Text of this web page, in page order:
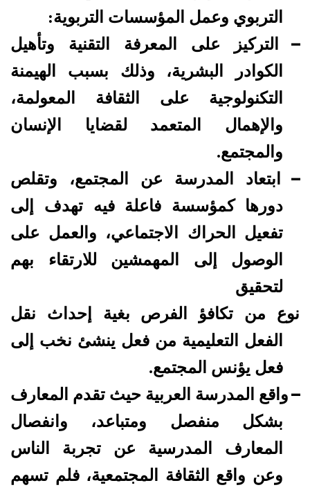
التربوي وعمل المؤسسات التربوية:
–
التركيز على المعرفة التقنية وتأهيل
الكوادر البشرية، وذلك بسبب الهيمنة
التكنولوجية على الثقافة المعولمة،
والإهمال المتعمد لقضايا الإنسان
والمجتمع.
–
ابتعاد المدرسة عن المجتمع، وتقلص
دورها كمؤسسة فاعلة فيه تهدف إلى
تفعيل الحراك الاجتماعي، والعمل على
الوصول إلى المهمشين للارتقاء بهم
لتحقيق
نوع من تكافؤ الفرص بغية إحداث نقل
الفعل التعليمية من فعل ينشئ نخب إلى
فعل يؤنس المجتمع.
–واقع المدرسة العربية حيث تقدم المعارف
بشكل منفصل ومتباعد، وانفصال
المعارف المدرسية عن تجربة الناس
وعن واقع الثقافة المجتمعية، فلم تسهم